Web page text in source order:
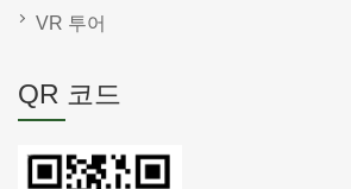
VR 투어
QR 코드